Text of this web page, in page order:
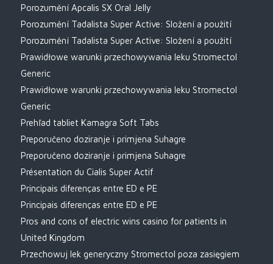
Porozumění Apcalis SX Oral Jelly
Porozumění Tadalista Super Active: Složení a použití
Porozumění Tadalista Super Active: Složení a použití
Prawidłowe warunki przechowywania leku Stromectol
Generic
Prawidłowe warunki przechowywania leku Stromectol
Generic
Prehľad tabliet Kamagra Soft Tabs
Preporučeno doziranje i primjena Suhagre
Preporučeno doziranje i primjena Suhagre
Présentation du Cialis Super Actif
Principais diferenças entre ED e PE
Principais diferenças entre ED e PE
Pros and cons of electric wins casino for patients in
United Kingdom
Przechowuj lek generyczny Stromectol poza zasięgiem